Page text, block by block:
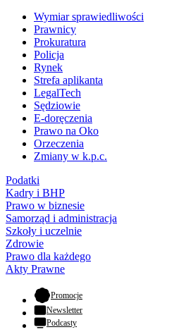
Wymiar sprawiedliwości
Prawnicy
Prokuratura
Policja
Rynek
Strefa aplikanta
LegalTech
Sędziowie
E-doręczenia
Prawo na Oko
Orzeczenia
Zmiany w k.p.c.
Podatki
Kadry i BHP
Prawo w biznesie
Samorząd i administracja
Szkoły i uczelnie
Zdrowie
Prawo dla każdego
Akty Prawne
Promocje- otwiera się w nowej karcie
Newsletter
Podcasty